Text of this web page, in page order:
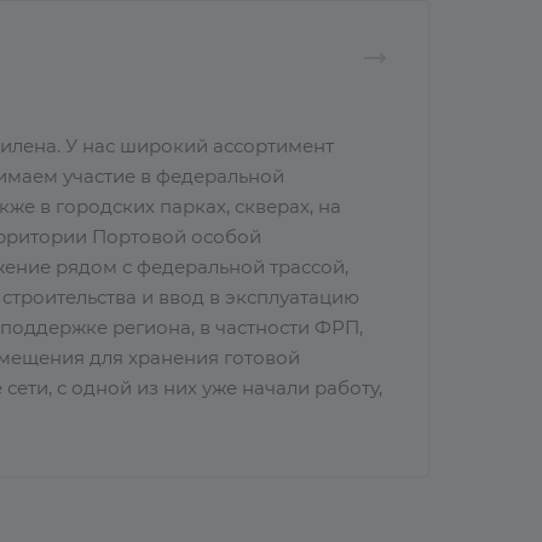
У нас широкий ассортимент
участие в федеральной
в городских парках, скверах, на
Портовой особой
рядом с федеральной трассой,
и ввод в эксплуатацию
региона, в частности ФРП,
для хранения готовой
с одной из них уже начали работу,